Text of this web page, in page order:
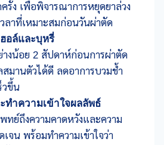
รั้ง เพื่อพิจารณาการหยุดยาล่วง
ลาที่เหมาะสมก่อนวันผ่าตัด
อล์และบุหรี่
างน้อย 2 สัปดาห์ก่อนการผ่าตัด
มานตัวได้ดี ลดอาการบวมช้ำ
วขึ้น
ทำความเข้าใจผลลัพธ์
ทย์ถึงความคาดหวังและความ
เจน พร้อมทำความเข้าใจว่า